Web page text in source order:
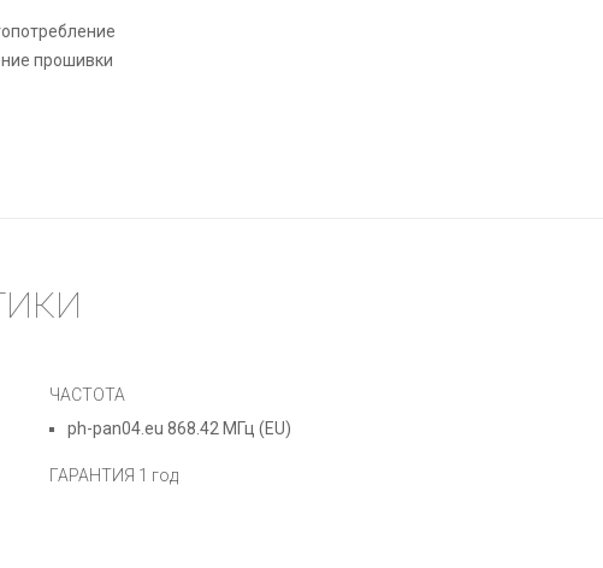
прошивки
ЧАСТОТА
ph-pan04.eu 868.42 МГц (EU)
ГАРАНТИЯ 1 год